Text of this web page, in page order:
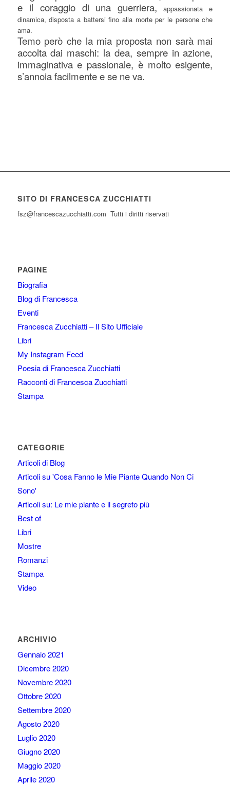
e il coraggio di una guerriera, appassionata e
dinamica, disposta a battersi fino alla morte per le persone che
ama.
Temo però che la mia proposta non sarà mai
accolta dai maschi: la dea, sempre in azione,
immaginativa e passionale, è molto esigente,
s’annoia facilmente e se ne va.
SITO DI FRANCESCA ZUCCHIATTI
fsz@francescazucchiatti.com Tutti i diritti riservati
PAGINE
Biografia
Blog di Francesca
Eventi
Francesca Zucchiatti – Il Sito Ufficiale
Libri
My Instagram Feed
Poesia di Francesca Zucchiatti
Racconti di Francesca Zucchiatti
Stampa
CATEGORIE
Articoli di Blog
Articoli su 'Cosa Fanno le Mie Piante Quando Non Ci
Sono'
Articoli su: Le mie piante e il segreto più
Best of
Libri
Mostre
Romanzi
Stampa
Video
ARCHIVIO
Gennaio 2021
Dicembre 2020
Novembre 2020
Ottobre 2020
Settembre 2020
Agosto 2020
Luglio 2020
Giugno 2020
Maggio 2020
Aprile 2020